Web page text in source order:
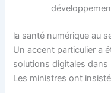
la santé numérique au
Un accent particulier a
solutions digitales
Les ministres ont